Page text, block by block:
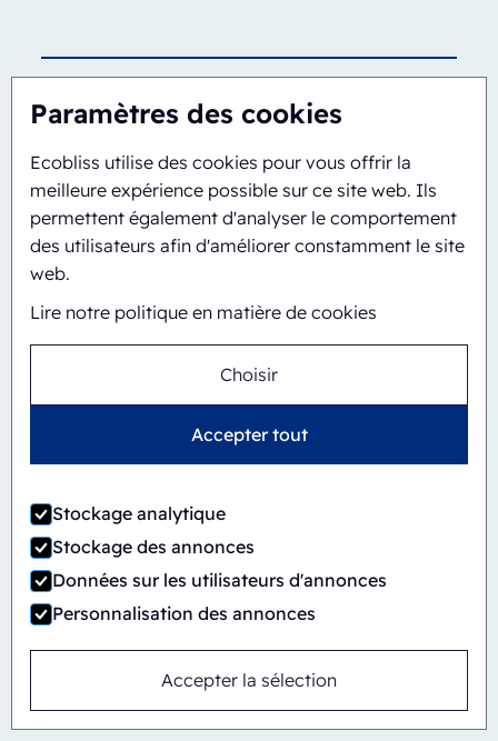
Paramètres des cookies
Ecobliss utilise des cookies pour vous offrir la
meilleure expérience possible sur ce site web. Ils
permettent également d'analyser le comportement
des utilisateurs afin d'améliorer constamment le site
web.
Lire notre politique en matière de cookies
Choisir
Accepter tout
Stockage analytique
Stockage des annonces
Données sur les utilisateurs d'annonces
Personnalisation des annonces
Accepter la sélection
ERB/PH4-1418-CS
CBS/PH30-1428-CS